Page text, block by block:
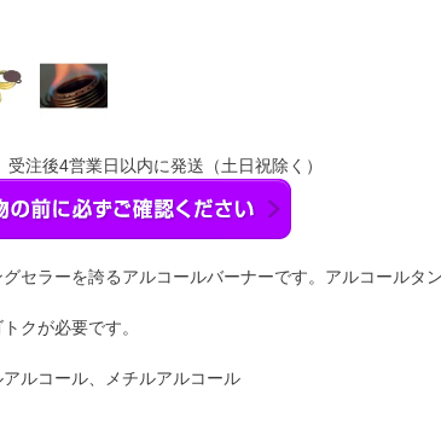
受注後4営業日以内に発送（土日祝除く）
セラーを誇るアルコールバーナーです。アルコール
クが必要です。
ルコール、メチルアルコール